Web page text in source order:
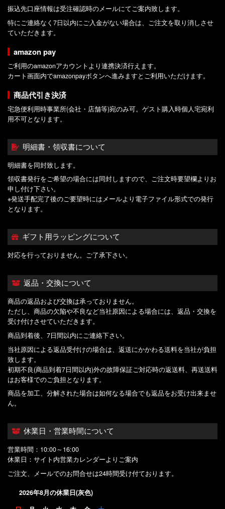
振込先口座情報は受注確認時のメールにてご案内致します。
特にご連絡なく7日以内にご入金がない場合は、ご注文を取り消しさせ
ていただきます。
amazon pay
ご利用のamazonアカウントより連携決済行えます。
カート画面内でamazonpayボタンへ進みますとご利用いただけます。
商品代引き決済
宅急便利用時事業所(会社・店舗等)宛のみ可。ゲスト購入時個人宅宛利
用不可となります。
明細書・領収書について
明細書を同封致します。
領収書発行をご希望の場合には同封しますので、ご注文時要望欄よりお
申し付け下さい。
※発送手配完了後のご要望時にはメールより電子ファイル形式での発行
となります。
ギフト用ラッピングについて
対応を行っておりません。ご了承下さい。
返品・交換について
商品の返品および交換は承っておりません。
ただし、商品の欠陥や不良など当社原因による場合には、返品・交換を
受け付けさせていただきます。
商品到着後、7日間以内にご連絡下さい。
当社原因による返品受付けの場合は、返送にかかわる送料を当社が負担
致します。
初期不良(商品到着7日間以内)外の故障保証ご対応時の返送料、再送送料
はお客様でのご負担となります。
商品を加工、分解された場合は如何なる場合でも返品をお受け出来ませ
ん。
休業日・営業時間について
営業時間：10:00～16:00
休業日：サイト内営業カレンダーよりご案内
ご注文、メールでのお問合せは24時間受け付ております。
2026年8月の休業日(灰色)